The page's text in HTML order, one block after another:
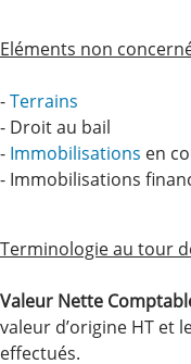
Eléments non
-Terrains
- Droit au bail
- Immobilisations en
- Immobilisations
Terminologie au tour
Valeur Nette
valeur d’origine HT et
effectués.